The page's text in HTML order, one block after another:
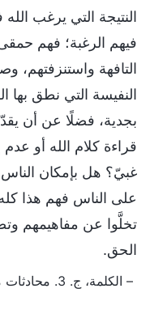
النتيجة التي يرغب
فيهم الرغبة؛ فهم
التافهة واستنزفتهم،
النفيسة التي نطق بها
بجدية، فضلًا عن أن
قراءة كلام الله أو
غبيّ؟ هل بإمكان
على الناس فهم هذا
تخلَّوا عن مفاهيمهم
الحق.
– الكلمة، ج.